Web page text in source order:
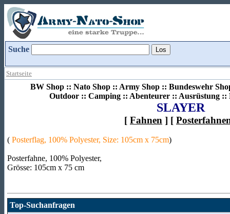
Suche
Startseite
BW Shop :: Nato Shop :: Army Shop :: Bundeswehr
Outdoor :: Camping :: Abenteurer :: Ausrüstung ::
SLAYER
[ Fahnen ] [
( Posterflag, 100% Polyester, Size: 105cm x 75cm)
Posterfahne, 100% Polyester,
Grösse: 105cm x 75 cm
Top-Suchanfragen